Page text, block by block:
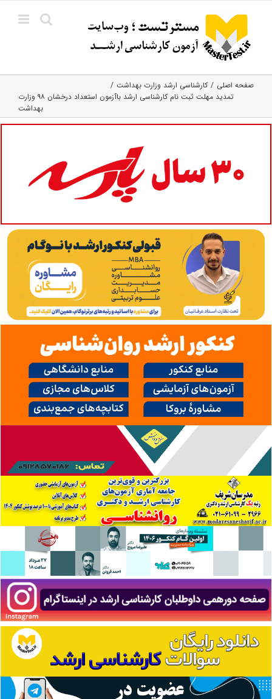
content
صفحه اصلی
کارشناسی ارشد وزارت بهداشت
تمدید مهلت ثبت نام کارشناسی ارشد باآزمون استعداد درخشان ۹۸ وزارت
بهداشت